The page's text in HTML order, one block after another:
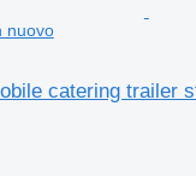
nuovo
catering trailer